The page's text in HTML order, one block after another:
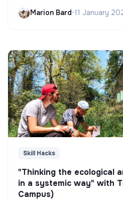
Marion Bard•11 January
Skill Hacks
"Thinking the ecological
in a systemic way" with
Campus)